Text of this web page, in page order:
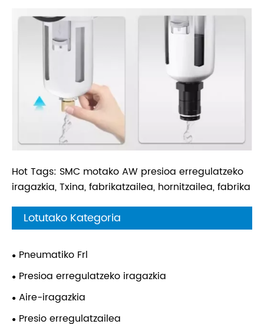
Hot Tags: SMC motako AW presioa erregulatzeko
iragazkia, Txina, fabrikatzailea, hornitzailea, fabrika
Lotutako Kategoria
Pneumatiko Frl
Presioa erregulatzeko iragazkia
Aire-iragazkia
Presio erregulatzailea